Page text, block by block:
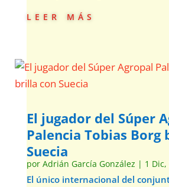
leer más
El jugador del Súper
Palencia Tobias Borg
Suecia
por Adrián García González | 1 Dic,
El único internacional del